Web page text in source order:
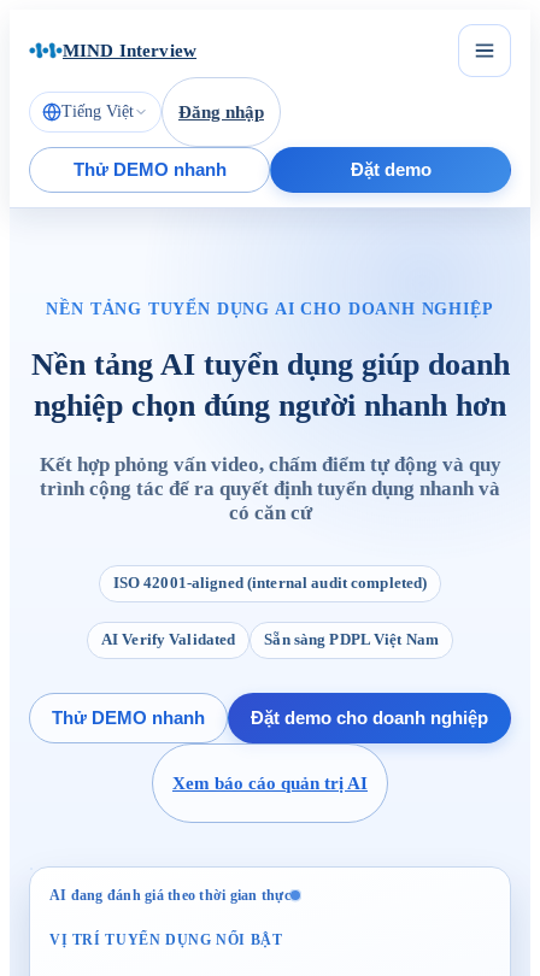
MIND Interview
Tiếng Việt Đăng nhập
Thử DEMO nhanh Đặt demo
NỀN TẢNG TUYỂN DỤNG AI CHO DOANH NGHIỆP
Nền tảng AI tuyển dụng giúp doanh
nghiệp chọn đúng người nhanh hơn
Kết hợp phỏng vấn video, chấm điểm tự động và quy
trình cộng tác để ra quyết định tuyển dụng nhanh và
có căn cứ
ISO 42001-aligned (internal audit completed)
AI Verify Validated Sẵn sàng PDPL Việt Nam
Thử DEMO nhanh Đặt demo cho doanh nghiệp
Xem báo cáo quản trị AI
AI đang đánh giá theo thời gian thực
VỊ TRÍ TUYỂN DỤNG NỔI BẬT